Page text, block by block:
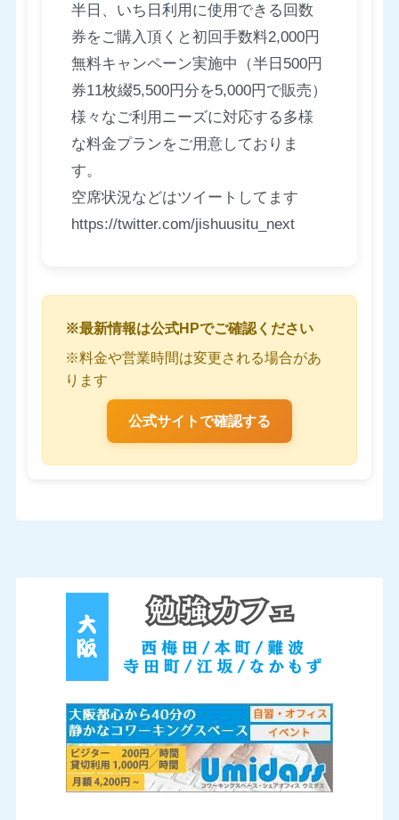
半日、いち日利用に使用できる回数
券をご購入頂くと初回手数料2,000円
無料キャンペーン実施中（半日500円
券11枚綴5,500円分を5,000円で販売）
様々なご利用ニーズに対応する多様
な料金プランをご用意しておりま
す。
空席状況などはツイートしてます
https://twitter.com/jishuusitu_next
※最新情報は公式HPでご確認ください
※料金や営業時間は変更される場合があ
ります
公式サイトで確認する